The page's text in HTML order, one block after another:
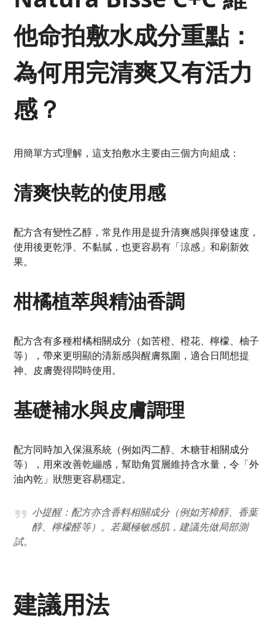
他命拍敷水成分重點：
為何用完清爽又有活力
感？
用簡單方式理解，這支拍敷水主要由三個方向組成：
清爽快乾的使用感
配方含有變性乙醇，常見作用是提升清爽感與揮發速度，
使用後更乾淨、不黏膩，也更容易有「涼感」和刷新效
果。
柑橘植萃與精油香調
配方含有多種柑橘相關成分（如苦橙、橙花、檸檬、柚子
等），帶來更明顯的清新感與醒膚氛圍，適合日間想提
神、皮膚覺得悶時使用。
基礎補水與皮膚調理
配方同時加入保濕系統（例如丙二醇、木糖苷相關成分
等），用來改善乾繃感，幫助角質層維持含水量，令「外
油內乾」狀態更容易穩定。
小提醒：配方亦含香料相關成分（例如芳樟醇、香葉
醇、檸檬醛等）。若屬極敏感肌，建議先做局部測
試。
建議用法